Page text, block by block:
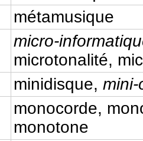
métamusique
micro-
microtonalité,
minidisque,
monocorde,
monotone